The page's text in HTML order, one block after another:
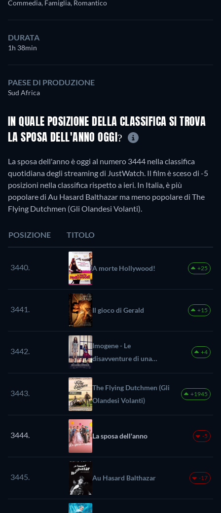
Commedia, Famiglia, Romantico
DURATA
1h 38min
PAESE DI PRODUZIONE
Sud Africa
IN QUALE POSIZIONE DELLA CLASSIFICA SI TROVA
LA SPOSA DELL'ANNO OGGI?
La sposa dell'anno è oggi al numero 3444 nella classifica
quotidiana degli streaming di JustWatch. Il film è sceso di -5
posizioni nella classifica rispetto a ieri. In Italia, è più
popolare di Au Hasard Balthazar ma meno popolare di The
Flying Dutchmen (Gli Olandesi Volanti).
POSIZIONE TITOLO
3440. A morte Hollywood! +25
3441. Il gioco di Gerald +15
3442.
Imogene - Le
disavventure di una
newyorkese
+4
3443.
The Flying Dutchmen (Gli
Olandesi Volanti)
+1945
3444. La sposa dell'anno -5
3445. Au Hasard Balthazar -17